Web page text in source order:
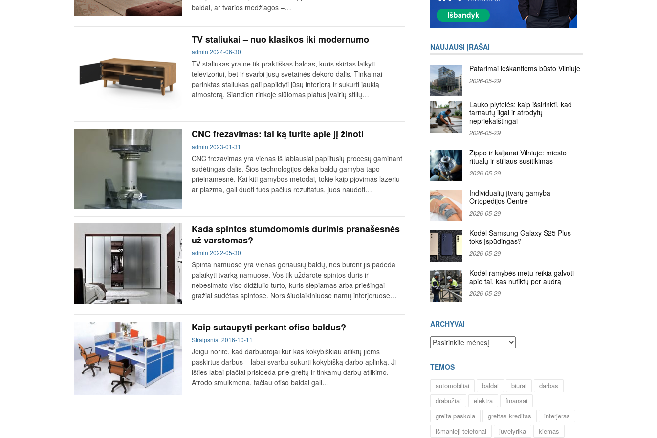
baldai, ar tvarios medžiagos –…
TV staliukai – nuo klasikos iki modernumo
admin 2024-06-30
TV staliukas yra ne tik praktiškas baldas, kuris skirtas laikyti
televizoriui, bet ir svarbi jūsų svetainės dekoro dalis. Tinkamai
parinktas staliukas gali papildyti jūsų interjerą ir sukurti jaukią
atmosferą. Šiandien rinkoje siūlomas platus įvairių stilių…
CNC frezavimas: tai ką turite apie jį žinoti
admin 2023-01-31
CNC frezavimas yra vienas iš labiausiai paplitusių procesų gaminant
sudėtingas dalis. Šios technologijos dėka baldų gamyba tapo
prieinamesnė. Kai kiti gamybos metodai, tokie kaip pjovimas lazeriu
ar plazma, gali duoti tuos pačius rezultatus, juos naudoti…
Kada spintos stumdomomis durimis pranašesnės
už varstomas?
admin 2022-05-30
Spinta namuose yra vienas geriausių baldų, nes būtent jis padeda
palaikyti tvarką namuose. Vos tik uždarote spintos duris ir
nebesimato viso didžiulio turto, kuris slepiamas arba priešingai –
gražiai sudėtas spintose. Nors šiuolaikiniuose namų interjeruose…
Kaip sutaupyti perkant ofiso baldus?
Straipsniai 2016-10-11
Jeigu norite, kad darbuotojai kur kas kokybiškiau atliktų jiems
paskirtus darbus – labai svarbu sukurti kokybišką darbo aplinką. Ji
išties labai plačiai prisideda prie greitų ir tinkamų darbų atlikimo.
Atrodo smulkmena, tačiau ofiso baldai gali…
NAUJAUSI ĮRAŠAI
Patarimai ieškantiems būsto Vilniuje
2026-05-29
Lauko plytelės: kaip išsirinkti, kad
tarnautų ilgai ir atrodytų
nepriekaištingai
2026-05-29
Zippo ir kaljanai Vilniuje: miesto
ritualų ir stiliaus susitikimas
2026-05-29
Individualių įtvarų gamyba
Ortopedijos Centre
2026-05-29
Kodėl Samsung Galaxy S25 Plus
toks įspūdingas?
2026-05-29
Kodėl ramybės metu reikia galvoti
apie tai, kas nutiktų per audrą
2026-05-29
ARCHYVAI
Archyvai
TEMOS
automobiliai baldai biurai
darbas
drabužiai
elektra
finansai
greita paskola
greitas kreditas
interjeras
išmanieji telefonai
juvelyrika kiemas